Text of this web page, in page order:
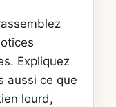
Expliquez
aussi ce que
lourd,